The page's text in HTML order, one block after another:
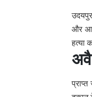
और आठ
हत्या